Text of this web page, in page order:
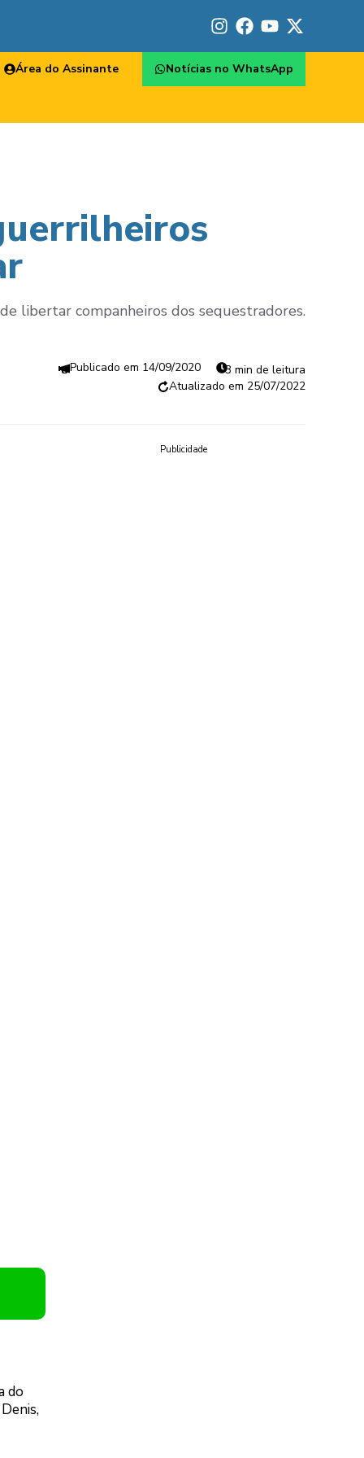
Área do Assinante Notícias no WhatsApp
libertar companheiros dos sequestradores.
14/09/2020
3 min de leitura
25/07/2022
do
Publicidade